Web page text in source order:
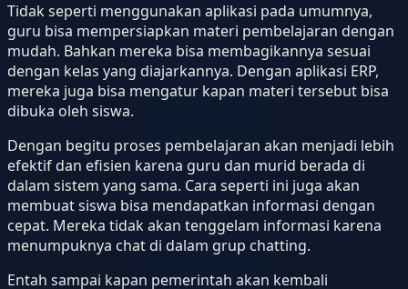
Tidak seperti menggunakan aplikasi pada umumnya,
guru bisa mempersiapkan materi pembelajaran dengan
mudah. Bahkan mereka bisa membagikannya sesuai
dengan kelas yang diajarkannya. Dengan aplikasi ERP,
mereka juga bisa mengatur kapan materi tersebut bisa
dibuka oleh siswa.
Dengan begitu proses pembelajaran akan menjadi lebih
efektif dan efisien karena guru dan murid berada di
dalam sistem yang sama. Cara seperti ini juga akan
membuat siswa bisa mendapatkan informasi dengan
cepat. Mereka tidak akan tenggelam informasi karena
menumpuknya chat di dalam grup chatting.
Entah sampai kapan pemerintah akan kembali